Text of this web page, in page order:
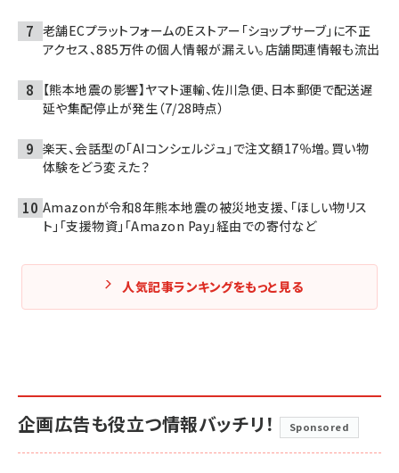
老舗ECプラットフォームのEストアー「ショップサーブ」に不正
アクセス、885万件の個人情報が漏えい。店舗関連情報も流出
【熊本地震の影響】ヤマト運輸、佐川急便、日本郵便で配送遅
延や集配停止が発生（7/28時点）
楽天、会話型の「AIコンシェルジュ」で注文額17％増。買い物
体験をどう変えた？
Amazonが令和8年熊本地震の被災地支援、「ほしい物リス
ト」「支援物資」「Amazon Pay」経由での寄付など
人気記事ランキングをもっと見る
企画広告も役立つ情報バッチリ！ Sponsored